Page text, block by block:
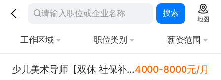
搜索
地图
工作区域 职位类别 薪资范围
少儿美术导师【双休 社保补贴 带薪培训】4000-8000元/月